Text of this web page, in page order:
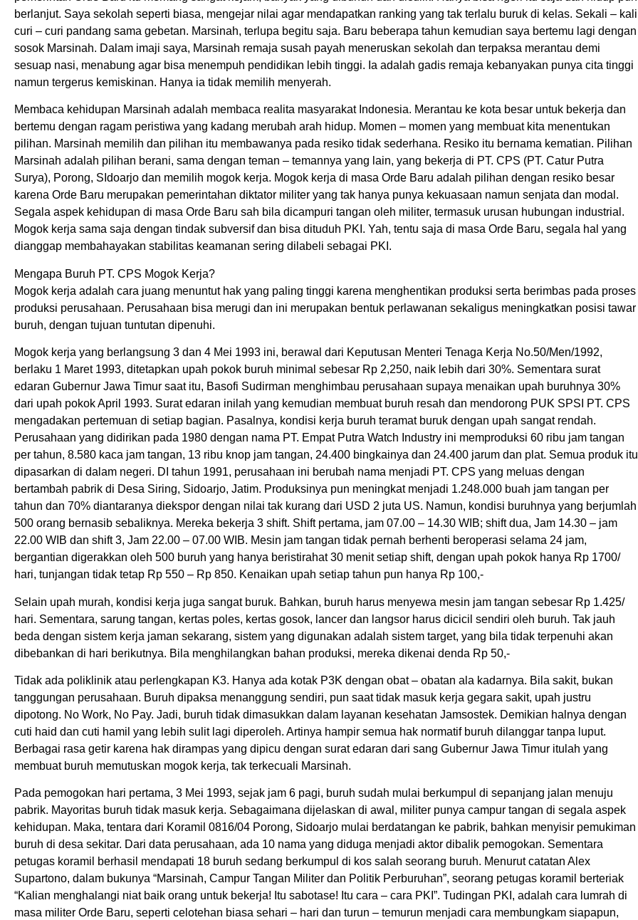
berlanjut. Saya sekolah seperti biasa, mengejar nilai agar mendapatkan ranking yang tak terlalu buruk di kelas. Sekali – kali
curi – curi pandang sama gebetan. Marsinah, terlupa begitu saja. Baru beberapa tahun kemudian saya bertemu lagi dengan
sosok Marsinah. Dalam imaji saya, Marsinah remaja susah payah meneruskan sekolah dan terpaksa merantau demi
sesuap nasi, menabung agar bisa menempuh pendidikan lebih tinggi. Ia adalah gadis remaja kebanyakan punya cita tinggi
namun tergerus kemiskinan. Hanya ia tidak memilih menyerah.
Membaca kehidupan Marsinah adalah membaca realita masyarakat Indonesia. Merantau ke kota besar untuk bekerja dan
bertemu dengan ragam peristiwa yang kadang merubah arah hidup. Momen – momen yang membuat kita menentukan
pilihan. Marsinah memilih dan pilihan itu membawanya pada resiko tidak sederhana. Resiko itu bernama kematian. Pilihan
Marsinah adalah pilihan berani, sama dengan teman – temannya yang lain, yang bekerja di PT. CPS (PT. Catur Putra
Surya), Porong, SIdoarjo dan memilih mogok kerja. Mogok kerja di masa Orde Baru adalah pilihan dengan resiko besar
karena Orde Baru merupakan pemerintahan diktator militer yang tak hanya punya kekuasaan namun senjata dan modal.
Segala aspek kehidupan di masa Orde Baru sah bila dicampuri tangan oleh militer, termasuk urusan hubungan industrial.
Mogok kerja sama saja dengan tindak subversif dan bisa dituduh PKI. Yah, tentu saja di masa Orde Baru, segala hal yang
dianggap membahayakan stabilitas keamanan sering dilabeli sebagai PKI.
Mengapa Buruh PT. CPS Mogok Kerja?
Mogok kerja adalah cara juang menuntut hak yang paling tinggi karena menghentikan produksi serta berimbas pada proses
produksi perusahaan. Perusahaan bisa merugi dan ini merupakan bentuk perlawanan sekaligus meningkatkan posisi tawar
buruh, dengan tujuan tuntutan dipenuhi.
Mogok kerja yang berlangsung 3 dan 4 Mei 1993 ini, berawal dari Keputusan Menteri Tenaga Kerja No.50/Men/1992,
berlaku 1 Maret 1993, ditetapkan upah pokok buruh minimal sebesar Rp 2,250, naik lebih dari 30%. Sementara surat
edaran Gubernur Jawa Timur saat itu, Basofi Sudirman menghimbau perusahaan supaya menaikan upah buruhnya 30%
dari upah pokok April 1993. Surat edaran inilah yang kemudian membuat buruh resah dan mendorong PUK SPSI PT. CPS
mengadakan pertemuan di setiap bagian. Pasalnya, kondisi kerja buruh teramat buruk dengan upah sangat rendah.
Perusahaan yang didirikan pada 1980 dengan nama PT. Empat Putra Watch Industry ini memproduksi 60 ribu jam tangan
per tahun, 8.580 kaca jam tangan, 13 ribu knop jam tangan, 24.400 bingkainya dan 24.400 jarum dan plat. Semua produk itu
dipasarkan di dalam negeri. DI tahun 1991, perusahaan ini berubah nama menjadi PT. CPS yang meluas dengan
bertambah pabrik di Desa Siring, Sidoarjo, Jatim. Produksinya pun meningkat menjadi 1.248.000 buah jam tangan per
tahun dan 70% diantaranya diekspor dengan nilai tak kurang dari USD 2 juta US. Namun, kondisi buruhnya yang berjumlah
500 orang bernasib sebaliknya. Mereka bekerja 3 shift. Shift pertama, jam 07.00 – 14.30 WIB; shift dua, Jam 14.30 – jam
22.00 WIB dan shift 3, Jam 22.00 – 07.00 WIB. Mesin jam tangan tidak pernah berhenti beroperasi selama 24 jam,
bergantian digerakkan oleh 500 buruh yang hanya beristirahat 30 menit setiap shift, dengan upah pokok hanya Rp 1700/
hari, tunjangan tidak tetap Rp 550 – Rp 850. Kenaikan upah setiap tahun pun hanya Rp 100,-
Selain upah murah, kondisi kerja juga sangat buruk. Bahkan, buruh harus menyewa mesin jam tangan sebesar Rp 1.425/
hari. Sementara, sarung tangan, kertas poles, kertas gosok, lancer dan langsor harus dicicil sendiri oleh buruh. Tak jauh
beda dengan sistem kerja jaman sekarang, sistem yang digunakan adalah sistem target, yang bila tidak terpenuhi akan
dibebankan di hari berikutnya. Bila menghilangkan bahan produksi, mereka dikenai denda Rp 50,-
Tidak ada poliklinik atau perlengkapan K3. Hanya ada kotak P3K dengan obat – obatan ala kadarnya. Bila sakit, bukan
tanggungan perusahaan. Buruh dipaksa menanggung sendiri, pun saat tidak masuk kerja gegara sakit, upah justru
dipotong. No Work, No Pay. Jadi, buruh tidak dimasukkan dalam layanan kesehatan Jamsostek. Demikian halnya dengan
cuti haid dan cuti hamil yang lebih sulit lagi diperoleh. Artinya hampir semua hak normatif buruh dilanggar tanpa luput.
Berbagai rasa getir karena hak dirampas yang dipicu dengan surat edaran dari sang Gubernur Jawa Timur itulah yang
membuat buruh memutuskan mogok kerja, tak terkecuali Marsinah.
Pada pemogokan hari pertama, 3 Mei 1993, sejak jam 6 pagi, buruh sudah mulai berkumpul di sepanjang jalan menuju
pabrik. Mayoritas buruh tidak masuk kerja. Sebagaimana dijelaskan di awal, militer punya campur tangan di segala aspek
kehidupan. Maka, tentara dari Koramil 0816/04 Porong, Sidoarjo mulai berdatangan ke pabrik, bahkan menyisir pemukiman
buruh di desa sekitar. Dari data perusahaan, ada 10 nama yang diduga menjadi aktor dibalik pemogokan. Sementara
petugas koramil berhasil mendapati 18 buruh sedang berkumpul di kos salah seorang buruh. Menurut catatan Alex
Supartono, dalam bukunya “Marsinah, Campur Tangan Militer dan Politik Perburuhan”, seorang petugas koramil berteriak
“Kalian menghalangi niat baik orang untuk bekerja! Itu sabotase! Itu cara – cara PKI”. Tudingan PKI, adalah cara lumrah di
masa militer Orde Baru, seperti celotehan biasa sehari – hari dan turun – temurun menjadi cara membungkam siapapun,